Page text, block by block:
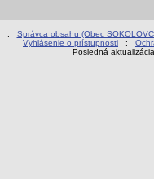
: Správca obsahu (Obec
Vyhlásenie o prístupnosti :
Posledná